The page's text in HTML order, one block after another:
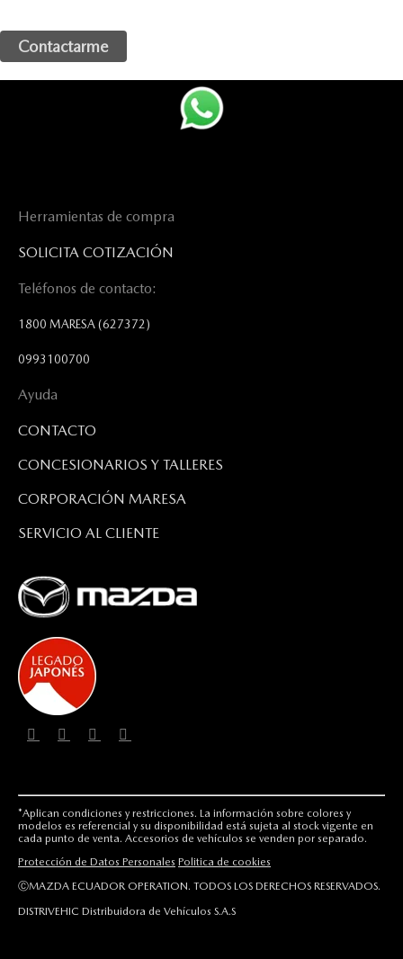
Herramientas de compra
SOLICITA COTIZACIÓN
Teléfonos de contacto:
1800 MARESA(627372)
0993100700
Ayuda
CONTACTO
CONCESIONARIOS Y TALLERES
CORPORACIÓN MARESA
SERVICIO AL CLIENTE
*Aplican condiciones y restricciones. La información sobre colores y
modelos es referencial y su disponibilidad está sujeta al stock vigente en
cada punto de venta. Accesorios de vehículos se venden por separado.
Protección de Datos Personales Politica de cookies
ⒸMAZDA ECUADOR OPERATION. TODOS LOS DERECHOS RESERVADOS.
DISTRIVEHIC Distribuidora de Vehículos S.A.S